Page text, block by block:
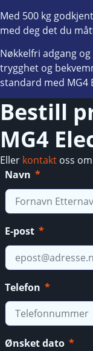
Med 500 kg
med deg det du
Nøkkelfri adgang
trygghet og
standard med MG4
Bestill
MG4
Eller kontakt oss
Navn
E-post
Telefon
Ønsket dato